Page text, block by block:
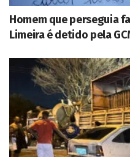
Homem que perseguia
Limeira é detido pela